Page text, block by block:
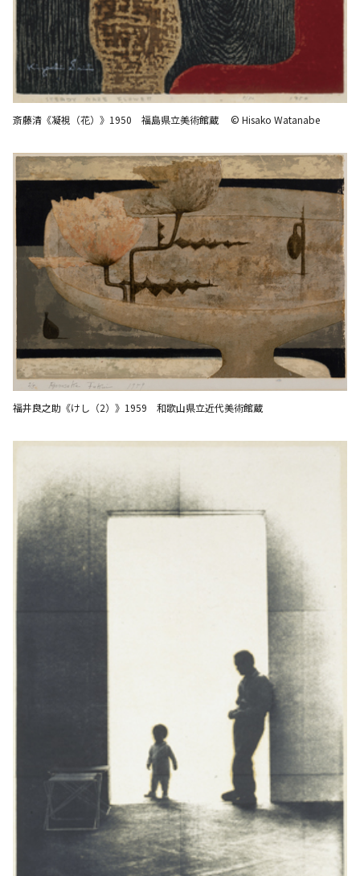
斎藤清《凝視（花）》1950 福島県立美術館蔵 © Hisako Watanabe
福井良之助《けし（2）》1959 和歌山県立近代美術館蔵